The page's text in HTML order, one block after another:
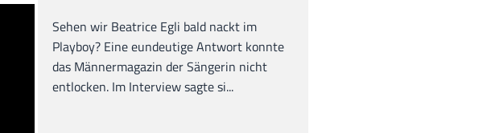
Sehen wir Beatrice Egli bald nackt im
Playboy? Eine eundeutige Antwort konnte
das Männermagazin der Sängerin nicht
entlocken. Im Interview sagte si...